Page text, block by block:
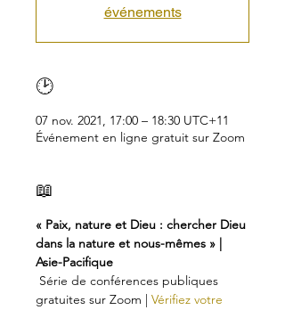
événements
🕑
07 nov. 2021, 17:00 – 18:30 UTC+11
Événement en ligne gratuit sur Zoom
📖
« Paix, nature et Dieu : chercher Dieu
dans la nature et nous-mêmes » |
Asie-Pacifique
gratuites sur Zoom | Vérifiez votre